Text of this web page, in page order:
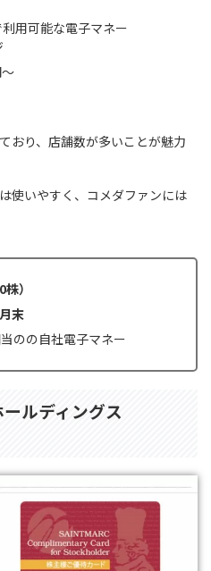
利用可能な電子マネー
おり、店舗数が多いことが魅力
使いやすく、コメダファンには
）
末
のの自社電子マネー
ルディングス